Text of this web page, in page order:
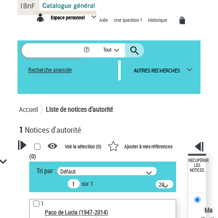
Espace personnel Aide Une question ? Historique
Tout
Recherche avancée AUTRES RECHERCHES
Accueil Liste de notices d’autorité
1 Notices d'autorité
VOTRE RECHERCHE
Recherche avancée dans les
notices d’autorité
Œuvres liées à l'auteur :
Paco de Lucía (1947-2014)
Voir la sélection (0) Ajouter à mes références
(0)
Tri par : Défaut
sur 1
20
résultats/page
1
Paco de Lucía (1947-2014)
RÉCUPÉRER
LES
NOTICES
Ma
Panneau de gestion des cookies